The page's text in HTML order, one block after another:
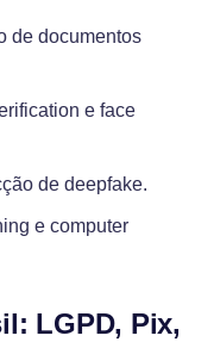
de documentos
e face
de deepfake.
e computer
LGPD, Pix,